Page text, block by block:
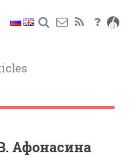
Афонасина